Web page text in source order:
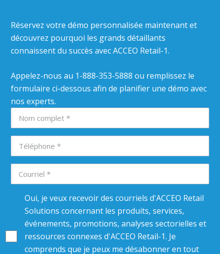
Réservez votre démo personnalisée maintenant et
découvrez pourquoi les grands détaillants
connaissent du succès avec ACCEO Retail-1.
Appelez-nous au 1-888-353-5888 ou remplissez le
formulaire ci-dessous afin de planifier une démo avec
nos experts.
Oui, je veux recevoir des courriels d'ACCEO Retail
Solutions concernant les produits, services,
événements, promotions, analyses sectorielles et
ressources connexes d'ACCEO Retail-1. Je
comprends que je peux me désabonner en tout